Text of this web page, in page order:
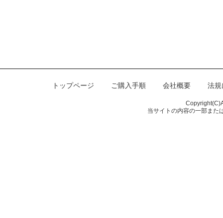
トップページ ご購入手順 会社概要 法規
当サイトの内容の一部また